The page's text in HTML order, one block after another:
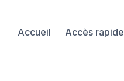
Accueil Accès rapide